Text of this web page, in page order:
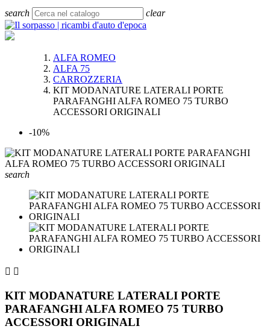
search clear
ALFA ROMEO
ALFA 75
CARROZZERIA
KIT MODANATURE LATERALI PORTE
PARAFANGHI ALFA ROMEO 75 TURBO
ACCESSORI ORIGINALI
-10%
search
 
KIT MODANATURE LATERALI PORTE
PARAFANGHI ALFA ROMEO 75 TURBO
ACCESSORI ORIGINALI